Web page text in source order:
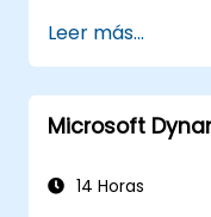
Mejorar las
prospectos
Aprovechar
Pardot para
Leer más...
Microsoft
14 Horas